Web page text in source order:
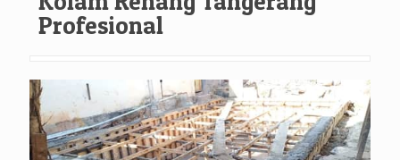
Profesional